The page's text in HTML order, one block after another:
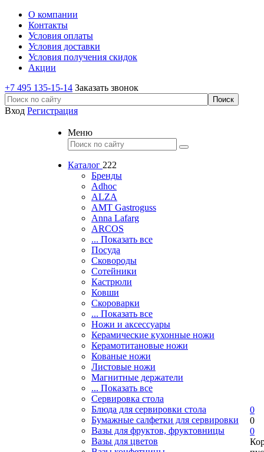
О компании
Контакты
Условия оплаты
Условия доставки
Условия получения скидок
Акции
+7 495 135-15-14 Заказать звонок
Вход Регистрация
Меню
Каталог 222
Бренды
Adhoc
ALZA
AMT Gastroguss
Anna Lafarg
ARCOS
... Показать все
Посуда
Сковороды
Сотейники
Кастрюли
Ковши
Скороварки
... Показать все
Ножи и аксессуары
Керамические кухонные ножи
Керамотитановые ножи
Кованые ножи
Листовые ножи
Магнитные держатели
... Показать все
Сервировка стола
Блюда для сервировки стола
Бумажные салфетки для сервировки
Вазы для фруктов, фруктовницы
Вазы для цветов
0
0
0